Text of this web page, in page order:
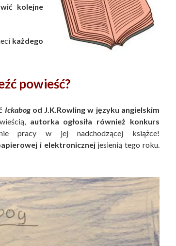
kolejne
każdego
powieść?
Ickabog od J.K.Rowling w języku angielskim
autorka ogłosiła również konkurs
pracy w jej nadchodzącej książce!
i elektronicznejjesienią tego roku.